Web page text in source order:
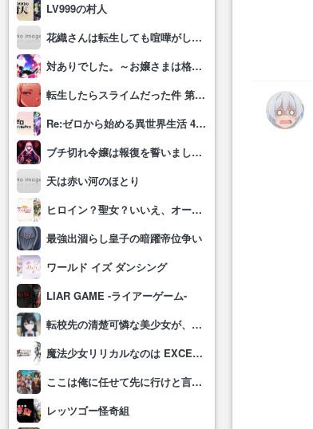
LV999の村人
花織さんは転生しても喧嘩がしたい
対ありでした。～お嬢さまは格闘ゲームなんてしない～
転生したらスライムだった件 第4期
Re:ゼロから始める異世界生活 4th season
ブチ切れ令嬢は報復を誓いました。 ～魔導書の力で祖国を叩き潰します～
天は赤い河のほとり
ヒロイン？聖女？いいえ、オールワークスメイドです(誇)！
最強出涸らし皇子の暗躍帝位争い
ワールド イズ ダンシング
LIAR GAME -ライアーゲーム-
転校先の清楚可憐な美少女が、昔男子と思って一緒に遊んだ幼馴染だった件
魔法少女リリカルなのは EXCEEDS Gun Blaze Vengeance
ここは俺に任せて先に行けと言ってから10年がたったら伝説になっていた。
レッツゴー怪奇組